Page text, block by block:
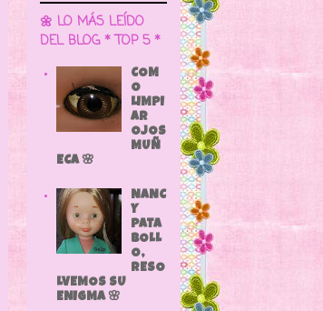
🌼 LO MÁS LEÍDO
DEL BLOG * TOP 5 *
COM
O
LIMPI
AR
OJOS
MUÑ
ECA 🌸
NANC
Y
PATA
BOLL
O,
RESO
LVEMOS SU
ENIGMA 🌸